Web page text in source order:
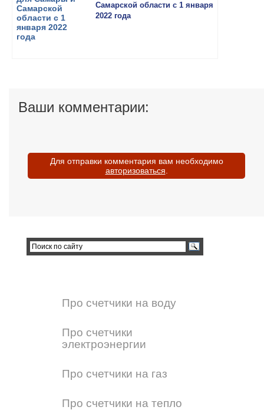
Самарской области с 1 января
2022 года
Ваши комментарии:
Для отправки комментария вам необходимо
авторизоваться
Про счетчики на воду
Про счетчики
электроэнергии
Про счетчики на газ
Про счетчики на тепло